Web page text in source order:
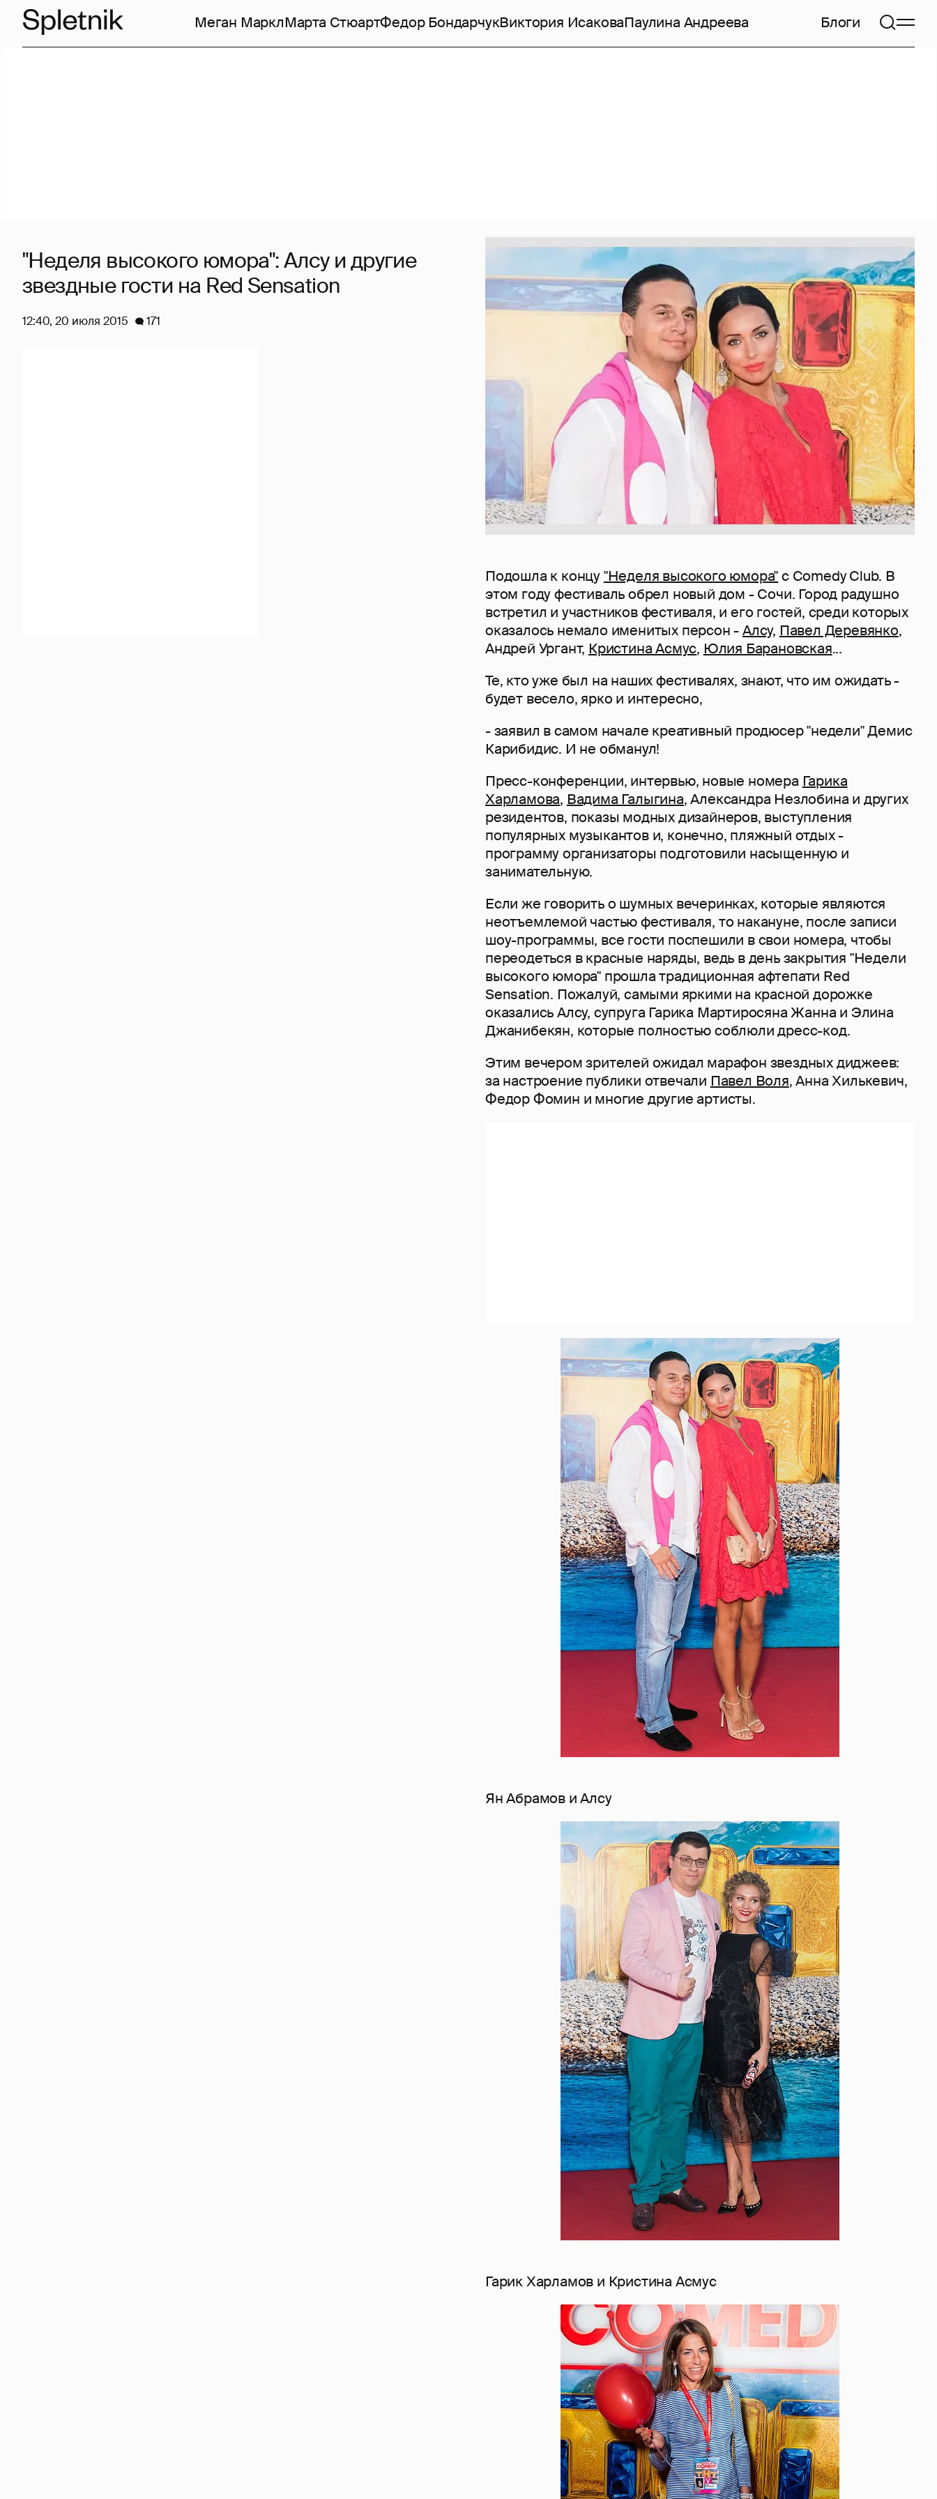
Меган МарклМарта СтюартФедор БондарчукВиктория ИсаковаПаулина Андреева Блоги
Подошла к концу"Неделя высокого юмора"с Comedy Club. В
этом году фестиваль обрел новый дом - Сочи. Город радушно
встретил и участников фестиваля, и его гостей, среди которых
оказалось немало именитых персон -Алсу, Павел Деревянко,
Андрей Ургант, Кристина Асмус, Юлия Барановская...
Те, кто уже был на наших фестивалях, знают, что им ожидать -
будет весело, ярко и интересно,
- заявил в самом начале креативный продюсер "недели" Демис
Карибидис. И не обманул!
Пресс-конференции, интервью, новые номера Гарика
Харламова, Вадима Галыгина, Александра Незлобина и других
резидентов, показы модных дизайнеров, выступления
популярных музыкантов и, конечно, пляжный отдых -
программу организаторы подготовили насыщенную и
занимательную.
Если же говорить о шумных вечеринках, которые являются
неотъемлемой частью фестиваля, то накануне, после записи
шоу-программы, все гости поспешили в свои номера, чтобы
переодеться в красные наряды, ведь в день закрытия "Недели
высокого юмора" прошла традиционная афтепати Red
Sensation. Пожалуй, самыми яркими на красной дорожке
оказались Алсу, супруга Гарика Мартиросяна Жанна и Элина
Джанибекян, которые полностью соблюли дресс-код.
Этим вечером зрителей ожидал марафон звездных диджеев:
за настроение публики отвечали Павел Воля, Анна Хилькевич,
Федор Фомин и многие другие артисты.
Ян Абрамов и Алсу
Гарик Харламов и Кристина Асмус
"Неделя высокого юмора": Алсу и другие
звездные гости на Red Sensation
12:40, 20 июля 2015 171